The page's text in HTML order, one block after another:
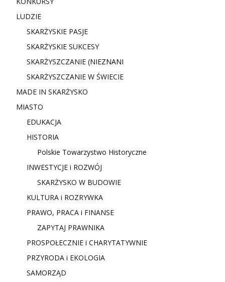
LUDZIE
SKARŻYSKIE PASJE
SKARŻYSKIE SUKCESY
SKARŻYSZCZANIE (NIEZNANI
SKARŻYSZCZANIE W ŚWIECIE
MADE IN SKARŻYSKO
MIASTO
EDUKACJA
HISTORIA
Polskie Towarzystwo Historyczne
INWESTYCJE i ROZWÓJ
SKARŻYSKO W BUDOWIE
KULTURA i ROZRYWKA
PRAWO, PRACA i FINANSE
ZAPYTAJ PRAWNIKA
PROSPOŁECZNIE i CHARYTATYWNIE
PRZYRODA i EKOLOGIA
SAMORZĄD